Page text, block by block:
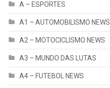
A – ESPORTES
A1 – AUTOMOBILISMO NEWS
A2 – MOTOCICLISMO NEWS
A3 – MUNDO DAS LUTAS
A4 – FUTEBOL NEWS